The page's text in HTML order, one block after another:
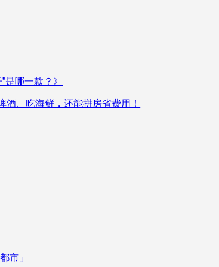
是哪一款？》
、吃海鲜，还能拼房省费用！
市」